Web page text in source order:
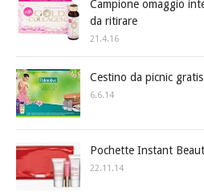
Campione omaggio
da ritirare
21.4.16
Cestino da picnic
6.6.14
Pochette Instant
22.11.14